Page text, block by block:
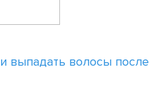
выпадать волосы после